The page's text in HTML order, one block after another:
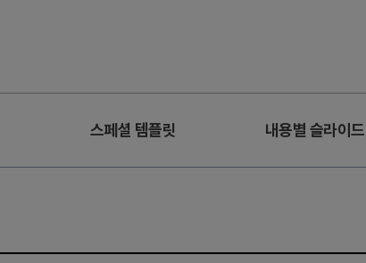
스페셜 템플릿 내용별 슬라이드